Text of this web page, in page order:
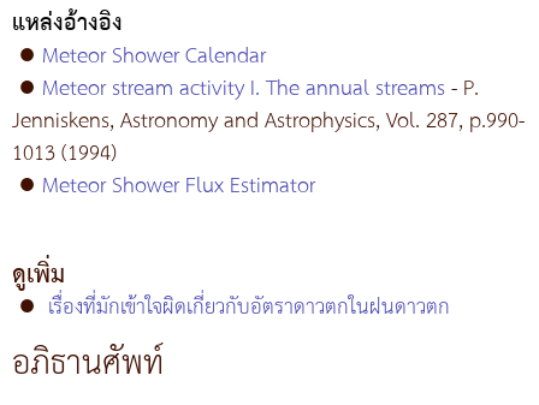
แหล่งอ้างอิง
● Meteor Shower Calendar
● Meteor stream activity I. The annual streams- P.
Jenniskens, Astronomy and Astrophysics, Vol. 287, p.990-
1013 (1994)
● Meteor Shower Flux Estimator
ดูเพิ่ม
● เรื่องที่มักเข้าใจผิดเกี่ยวกับอัตราดาวตกในฝนดาวตก
อภิธานศัพท์